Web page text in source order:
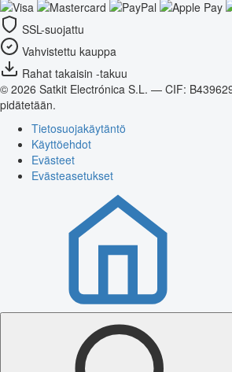
SSL-suojattu
Vahvistettu kauppa
Rahat takaisin -takuu
© 2026 Satkit Electrónica S.L. — CIF:
pidätetään.
Tietosuojakäytäntö
Käyttöehdot
Evästeet
Evästeasetukset